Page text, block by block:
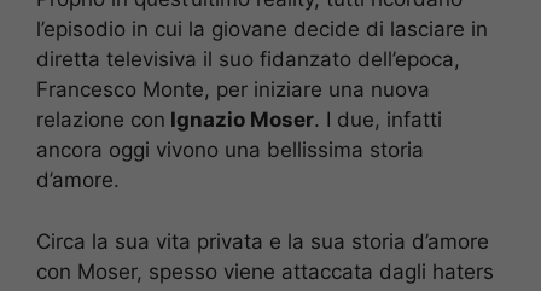
l’episodio in cui la giovane decide di lasciare in
diretta televisiva il suo fidanzato dell’epoca,
Francesco Monte, per iniziare una nuova
relazione con Ignazio Moser. I due, infatti
ancora oggi vivono una bellissima storia
d’amore.
Circa la sua vita privata e la sua storia d’amore
con Moser, spesso viene attaccata dagli haters